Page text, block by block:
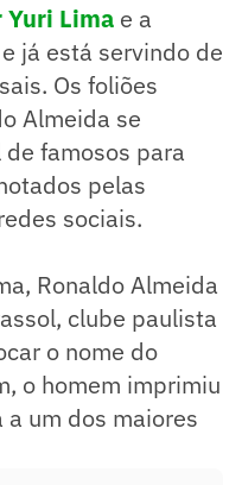
Yuri Lima e a
já está servindo de
Os foliões
Almeida se
famosos para
pelas
sociais.
Ronaldo Almeida
clube paulista
o nome do
o homem imprimiu
a um dos maiores